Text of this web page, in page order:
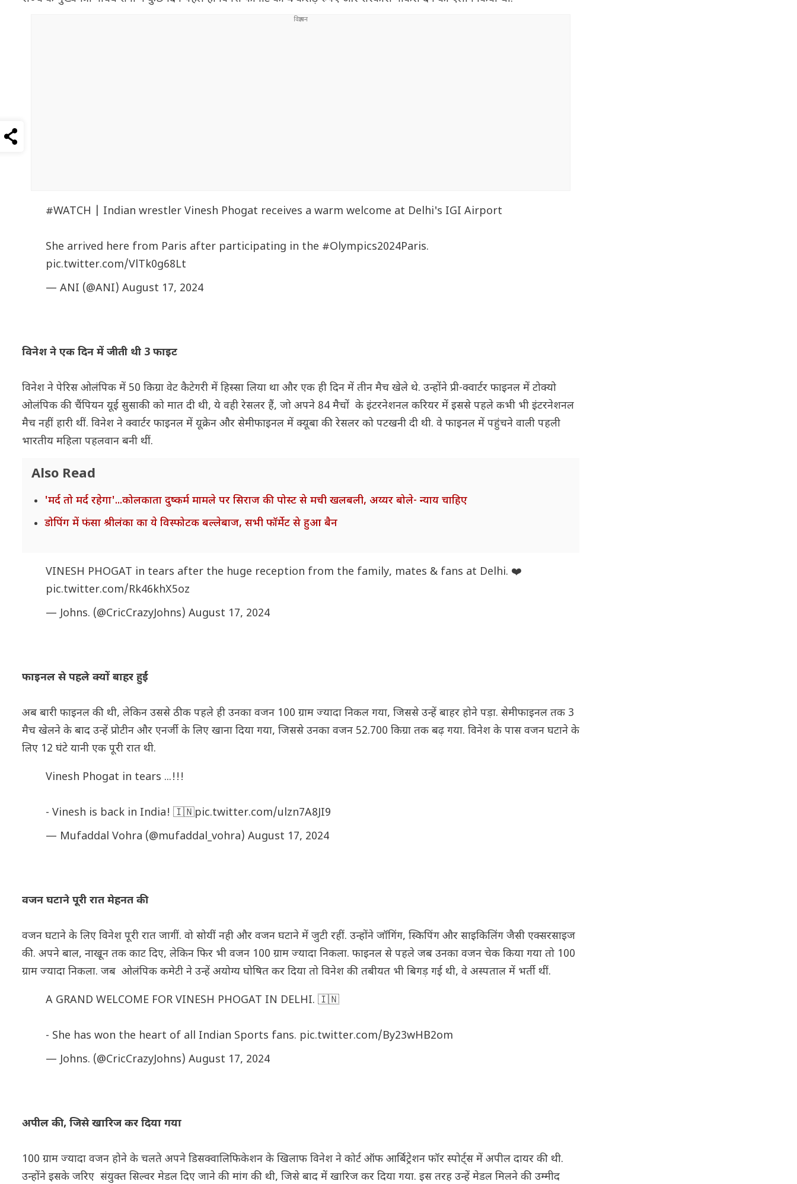
#WATCH | Indian wrestler Vinesh Phogat receives a warm welcome at Delhi's IGI Airport
She arrived here from Paris after participating in the #Olympics2024Paris.
pic.twitter.com/VlTk0g68Lt
— ANI (@ANI) August 17, 2024
विनेश ने एक दिन में जीती थी 3 फाइट
विनेश ने पेरिस ओलंपिक में 50 किग्रा वेट कैटेगरी में हिस्सा लिया था और एक ही दिन में तीन मैच खेले थे. उन्होंने प्री-क्वार्टर फाइनल में टोक्यो
ओलंपिक की चैंपियन यूई सुसाकी को मात दी थी, ये वही रेसलर हैं, जो अपने 84 मैचों के इंटरनेशनल करियर में इससे पहले कभी भी इंटरनेशनल
मैच नहीं हारी थीं. विनेश ने क्वार्टर फाइनल में यूक्रेन और सेमीफाइनल में क्यूबा की रेसलर को पटखनी दी थी. वे फाइनल में पहुंचने वाली पहली
भारतीय महिला पहलवान बनी थीं.
Also Read
'मर्द तो मर्द रहेगा'...कोलकाता दुष्कर्म मामले पर सिराज की पोस्ट से मची खलबली, अय्यर बोले- न्याय चाहिए
डोपिंग में फंसा श्रीलंका का ये विस्फोटक बल्लेबाज, सभी फॉर्मेट से हुआ बैन
VINESH PHOGAT in tears after the huge reception from the family, mates & fans at Delhi. ❤️
pic.twitter.com/Rk46khX5oz
— Johns. (@CricCrazyJohns) August 17, 2024
फाइनल से पहले क्यों बाहर हुईं
अब बारी फाइनल की थी, लेकिन उससे ठीक पहले ही उनका वजन 100 ग्राम ज्यादा निकल गया, जिससे उन्हें बाहर होने पड़ा. सेमीफाइनल तक 3
मैच खेलने के बाद उन्हें प्रोटीन और एनर्जी के लिए खाना दिया गया, जिससे उनका वजन 52.700 किग्रा तक बढ़ गया. विनेश के पास वजन घटाने के
लिए 12 घंटे यानी एक पूरी रात थी.
Vinesh Phogat in tears ...!!!
- Vinesh is back in India! 🇮🇳pic.twitter.com/ulzn7A8JI9
— Mufaddal Vohra (@mufaddal_vohra) August 17, 2024
वजन घटाने पूरी रात मेहनत की
वजन घटाने के लिए विनेश पूरी रात जागीं. वो सोयीं नही और वजन घटाने में जुटी रहीं. उन्होंने जॉगिंग, स्किपिंग और साइकिलिंग जैसी एक्सरसाइज
की. अपने बाल, नाखून तक काट दिए, लेकिन फिर भी वजन 100 ग्राम ज्यादा निकला. फाइनल से पहले जब उनका वजन चेक किया गया तो 100
ग्राम ज्यादा निकला. जब ओलंपिक कमेटी ने उन्हें अयोग्य घोषित कर दिया तो विनेश की तबीयत भी बिगड़ गई थी, वे अस्पताल में भर्ती थीं.
A GRAND WELCOME FOR VINESH PHOGAT IN DELHI. 🇮🇳
- She has won the heart of all Indian Sports fans. pic.twitter.com/By23wHB2om
— Johns. (@CricCrazyJohns) August 17, 2024
अपील की, जिसे खारिज कर दिया गया
100 ग्राम ज्यादा वजन होने के चलते अपने डिसक्वालिफिकेशन के खिलाफ विनेश ने कोर्ट ऑफ आर्बिट्रेशन फॉर स्पोर्ट्स में अपील दायर की थी.
उन्होंने इसके जरिए संयुक्त सिल्वर मेडल दिए जाने की मांग की थी, जिसे बाद में खारिज कर दिया गया. इस तरह उन्हें मेडल मिलने की उम्मीद